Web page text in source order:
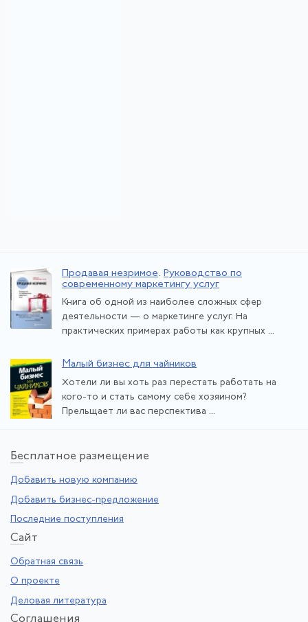
Продавая незримое. Руководство по
современному маркетингу услуг
Книга об одной из наиболее сложных сфер
деятельности — о маркетинге услуг. На
практических примерах работы как крупных ...
Малый бизнес для чайников
Хотели ли вы хоть раз перестать работать на
кого-то и стать самому себе хозяином?
Прельщает ли вас перспектива ...
Бесплатное размещение
Добавить новую компанию
Добавить бизнес-предложение
Последние поступления
Сайт
Обратная связь
О проекте
Деловая литература
Соглашения